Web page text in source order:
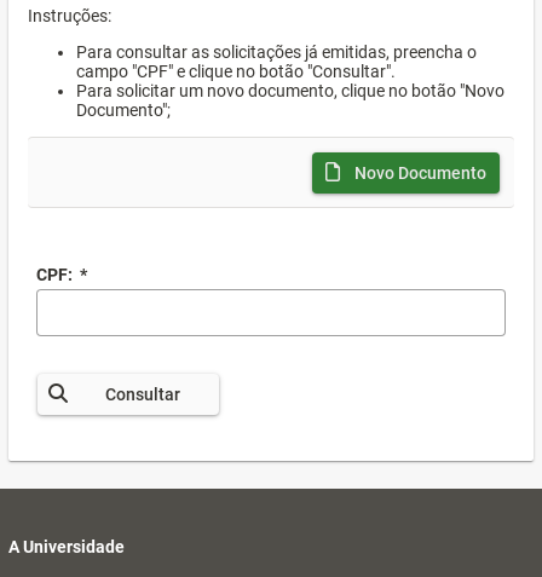
Instruções:
Para consultar as solicitações já emitidas, preencha o
campo "CPF" e clique no botão "Consultar".
Para solicitar um novo documento, clique no botão "Novo
Documento";
Novo Documento
CPF: *
Consultar
A Universidade